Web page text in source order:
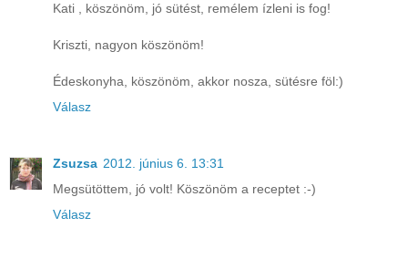
Kati , köszönöm, jó sütést, remélem ízleni is fog!
Kriszti, nagyon köszönöm!
Édeskonyha, köszönöm, akkor nosza, sütésre föl:)
Válasz
Zsuzsa 2012. június 6. 13:31
Megsütöttem, jó volt! Köszönöm a receptet :-)
Válasz